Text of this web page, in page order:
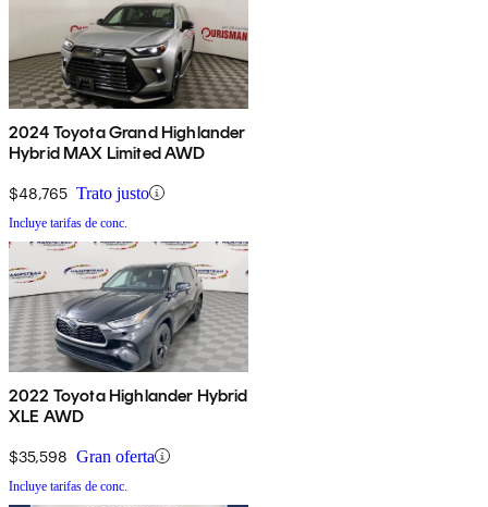
2024 Toyota Grand Highlander
Hybrid MAX Limited AWD
$48,765 Trato justo
Incluye tarifas de conc.
2022 Toyota Highlander Hybrid
XLE AWD
$35,598 Gran oferta
Incluye tarifas de conc.